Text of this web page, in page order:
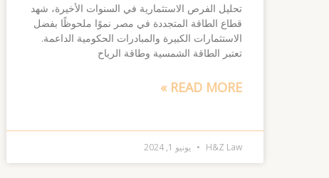
تحليل الفرص الاستثمارية في السنوات الأخيرة، شهد
قطاع الطاقة المتجددة في مصر نموًا ملحوظًا بفضل
الاستثمارات الكبيرة والمبادرات الحكومية الداعمة.
تعتبر الطاقة الشمسية وطاقة الرياح
READ MORE »
H&Z Law يونيو 1, 2024